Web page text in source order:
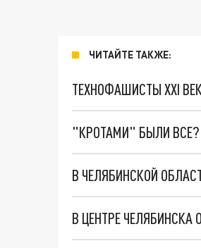
ЧИТАЙТЕ ТАКЖЕ:
ТЕХНОФАШИСТЫ XXI
"КРОТАМИ" БЫЛИ
В ЦЕНТРЕ